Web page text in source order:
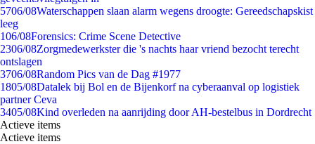
5706/08Waterschappen slaan alarm wegens droogte: Gereedschapskist
leeg
106/08Forensics: Crime Scene Detective
2306/08Zorgmedewerkster die 's nachts haar vriend bezocht terecht
ontslagen
3706/08Random Pics van de Dag #1977
1805/08Datalek bij Bol en de Bijenkorf na cyberaanval op logistiek
partner Ceva
3405/08Kind overleden na aanrijding door AH-bestelbus in Dordrecht
Actieve items
Actieve items